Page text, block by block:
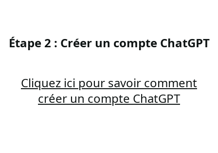
Étape 2 : Créer un compte ChatGPT
Cliquez ici pour savoir comment
créer un compte ChatGPT